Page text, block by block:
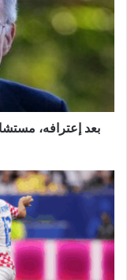
بعد إعترافه،